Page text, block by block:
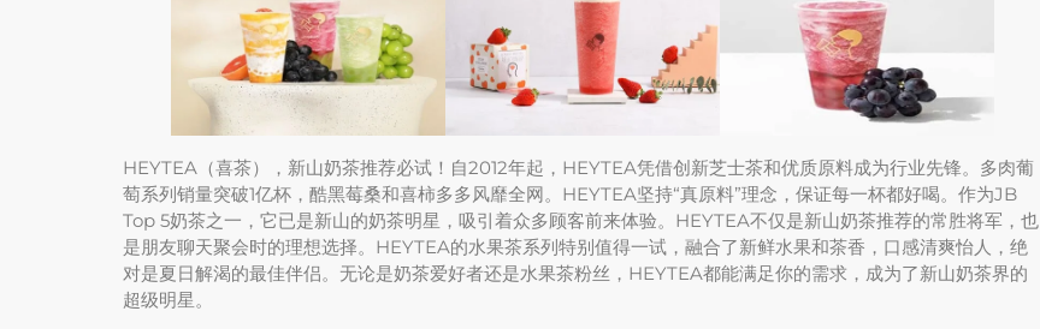
HEYTEA（喜茶），新山奶茶推荐必试！自2012年起，HEYTEA凭借创新芝士茶和优质原料成为行业先锋。多肉葡
萄系列销量突破1亿杯，酷黑莓桑和喜柿多多风靡全网。HEYTEA坚持“真原料”理念，保证每一杯都好喝。作为JB
Top 5奶茶之一，它已是新山的奶茶明星，吸引着众多顾客前来体验。HEYTEA不仅是新山奶茶推荐的常胜将军，也
是朋友聊天聚会时的理想选择。HEYTEA的水果茶系列特别值得一试，融合了新鲜水果和茶香，口感清爽怡人，绝
对是夏日解渴的最佳伴侣。无论是奶茶爱好者还是水果茶粉丝，HEYTEA都能满足你的需求，成为了新山奶茶界的
超级明星。